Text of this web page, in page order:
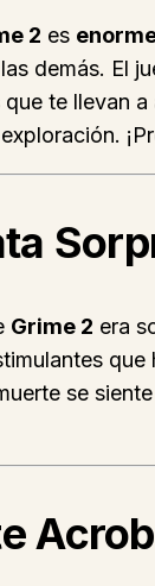
2 es
demás. El
te llevan
Grime 2 era
se